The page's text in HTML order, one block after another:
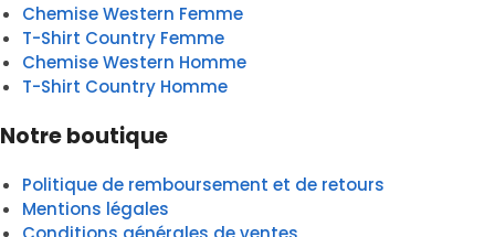
Chemise Western Femme
T-Shirt Country Femme
Chemise Western Homme
T-Shirt Country Homme
Notre boutique
Politique de remboursement et de retours
Mentions légales